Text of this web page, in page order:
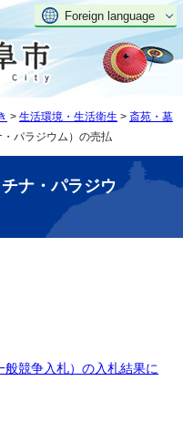
Foreign language
> 生活環境・生活衛生 > 斎苑・墓
パラジウム）の売払
ナ・パラジウ
競争入札）の入札結果に